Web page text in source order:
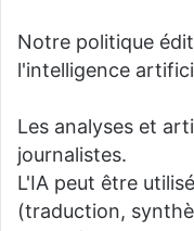
Notre politique
l'intelligence
Les analyses et
journalistes.
L'IA peut être
(traduction,